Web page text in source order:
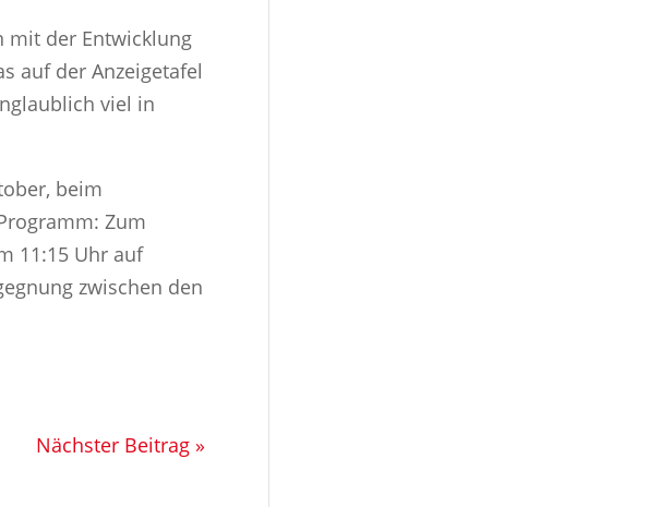
mit der Entwicklung
auf der Anzeigetafel
viel in
beim
Zum
11:15 Uhr auf
zwischen den
Nächster Beitrag »